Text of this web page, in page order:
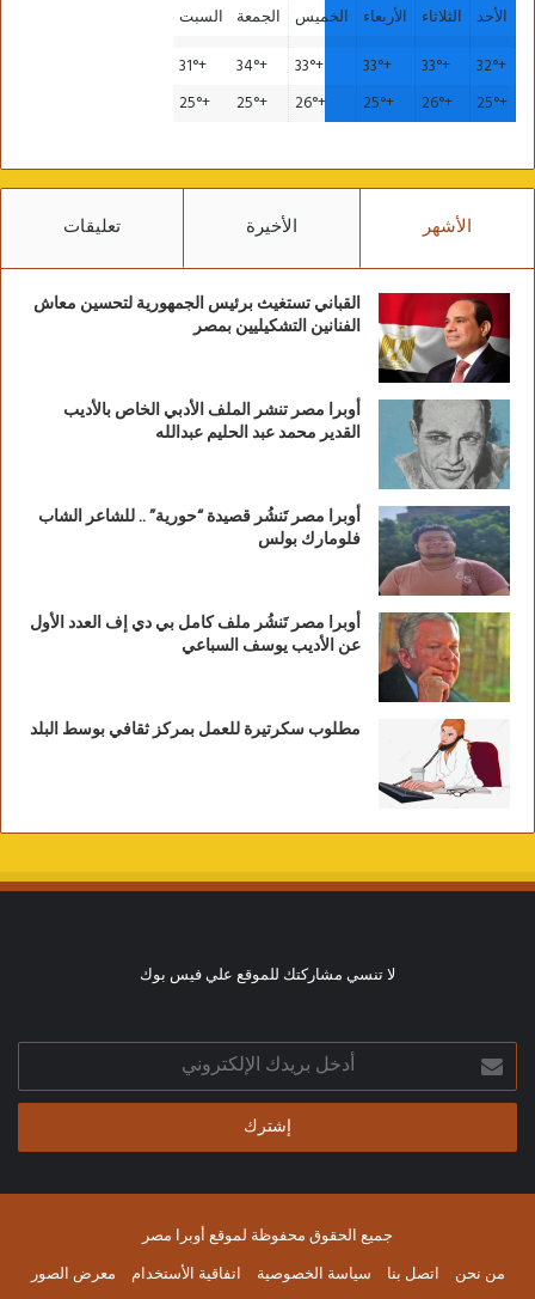
الأحد
الثلاثاء الأربعاء الخميس الجمعة
السبت
+
32°
+
33°
+
33°
+
33°
+
34°
+
31°
+
25°
+
26°
+
25°
+
26°
+
25°
+
25°
الأشهر الأخيرة تعليقات
القباني تستغيث برئيس الجمهورية لتحسين معاش
الفنانين التشكيليين بمصر
أوبرا مصر تنشر الملف الأدبي الخاص بالأديب
القدير محمد عبد الحليم عبدالله
أوبرا مصر تَنشُر قصيدة “حورية” .. للشاعر الشاب
فلومارك بولس
أوبرا مصر تَنشُر ملف كامل بي دي إف العدد الأول
عن الأديب يوسف السباعي
مطلوب سكرتيرة للعمل بمركز ثقافي بوسط البلد
لا تنسي مشاركتك للموقع علي فيس بوك
أدخل
بريدك
الإلكتروني
جميع الحقوق محفوظة لموقع أوبرا مصر
من نحن
اتصل بنا سياسة الخصوصية اتفاقية الأستخدام معرض الصور